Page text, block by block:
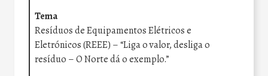
Tema
Resíduos de Equipamentos Elétricos e
Eletrónicos (REEE) – “Liga o valor, desliga o
resíduo – O Norte dá o exemplo.”